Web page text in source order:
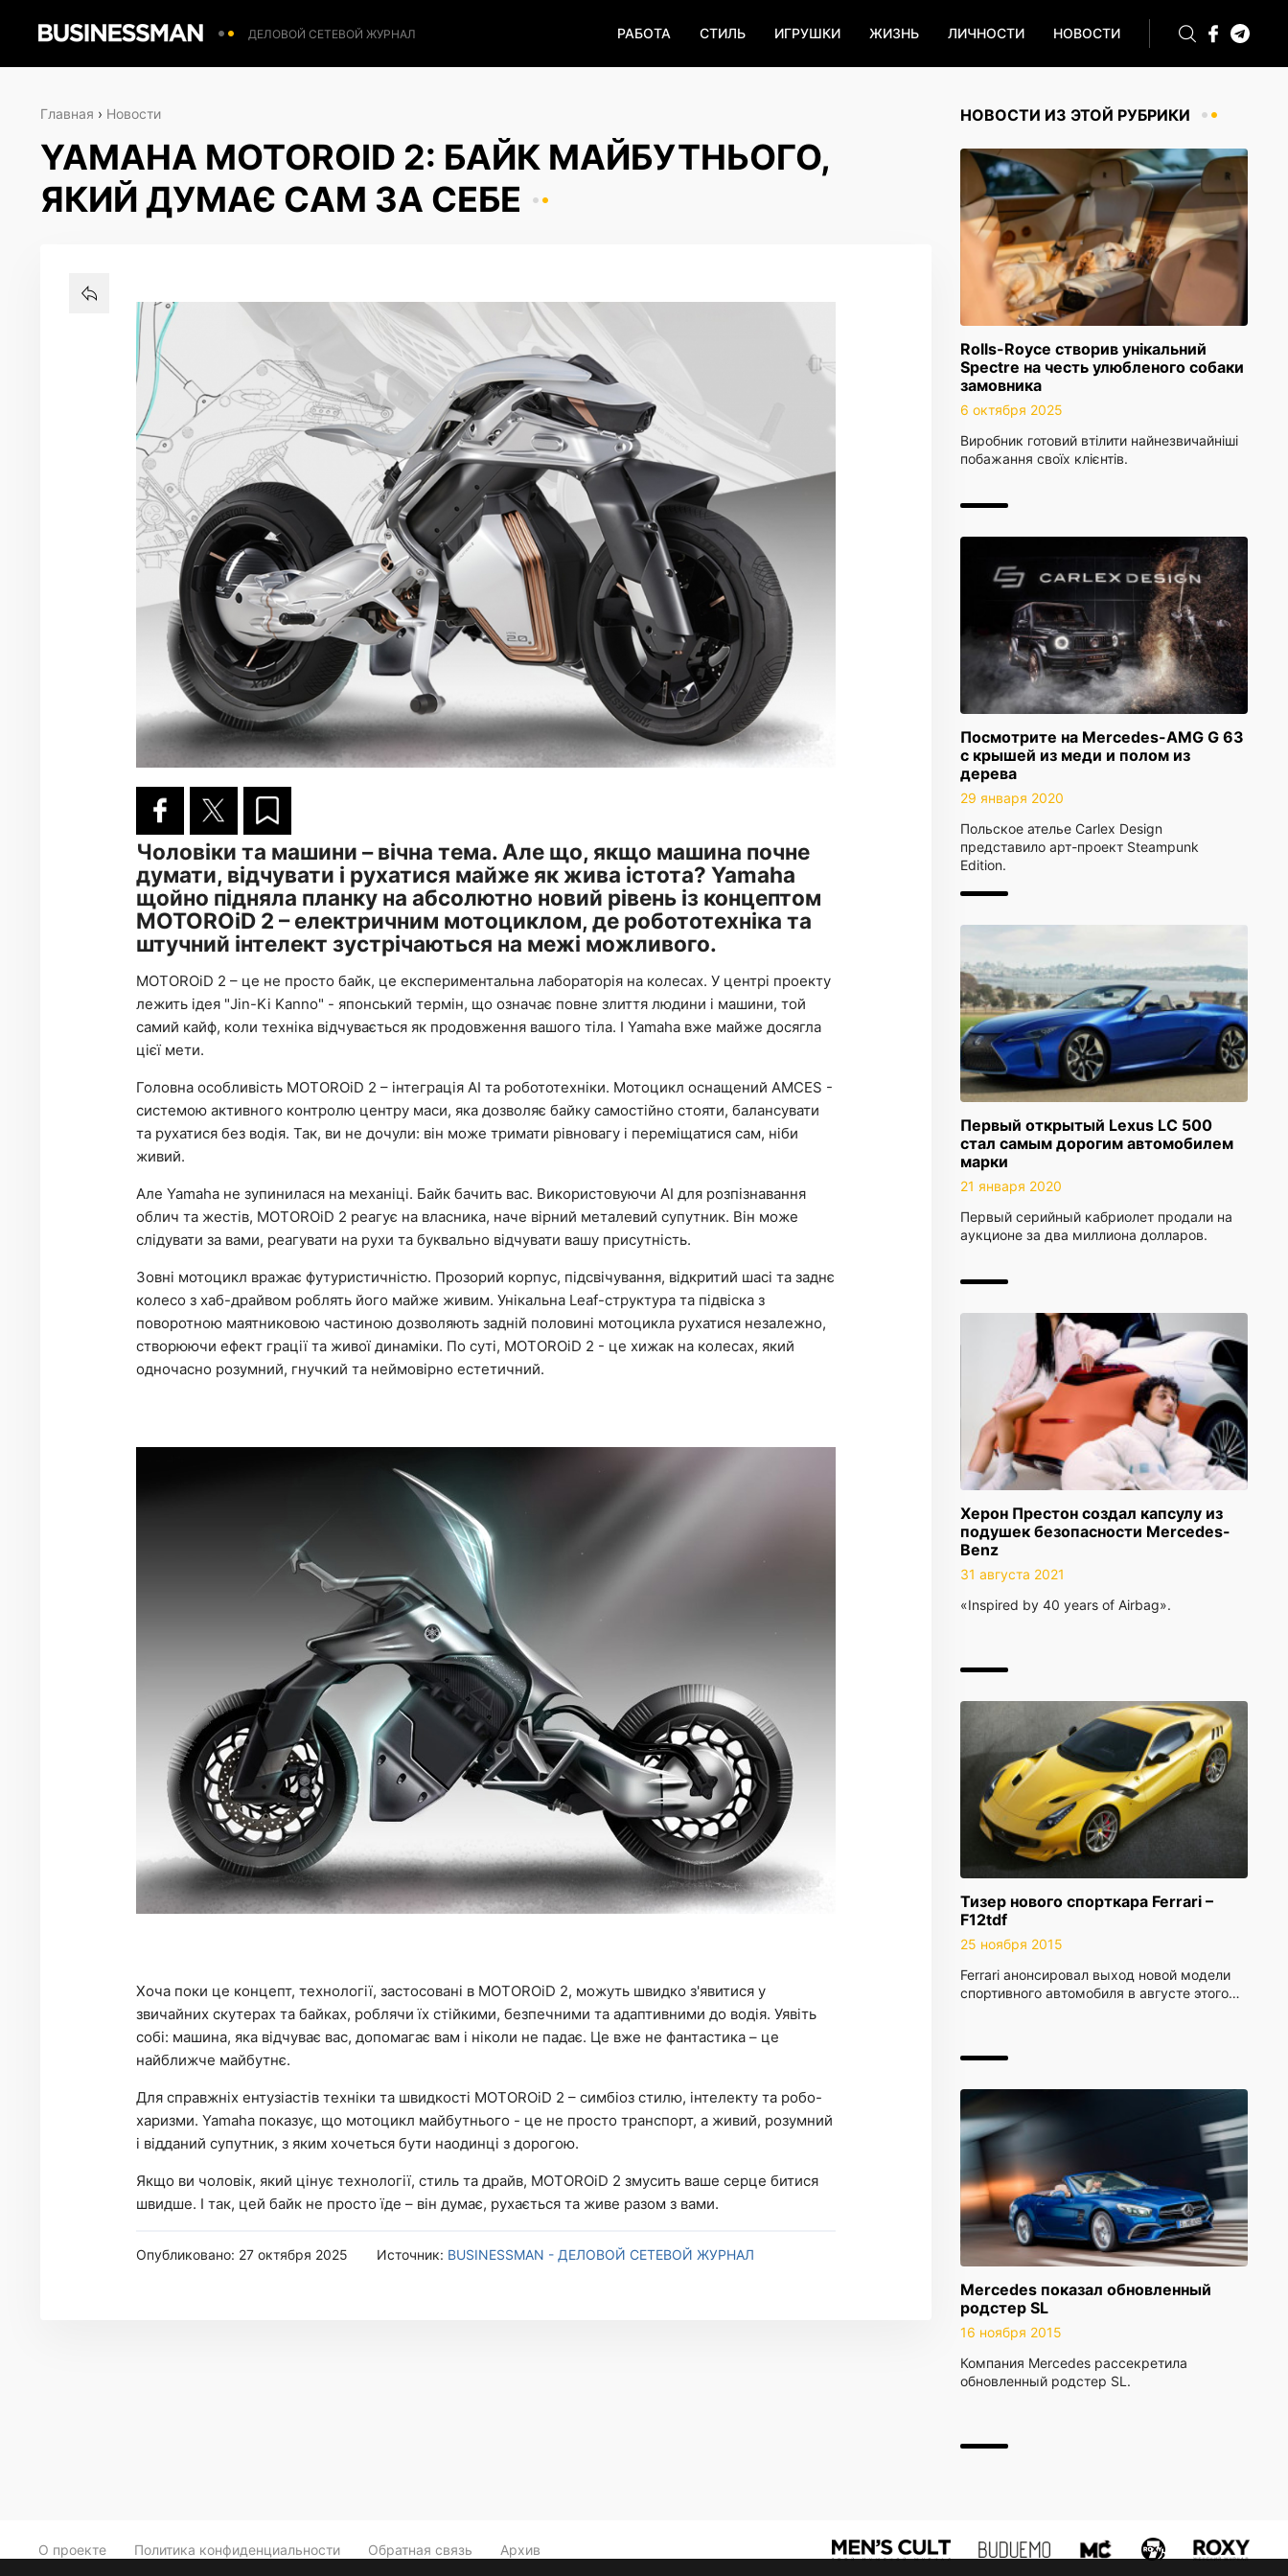
ДЕЛОВОЙ СЕТЕВОЙ ЖУРНАЛ РАБОТА СТИЛЬ ИГРУШКИ ЖИЗНЬ ЛИЧНОСТИ НОВОСТИ
НОВОСТИ ИЗ ЭТОЙ РУБРИКИ
Rolls-Royce створив унікальний
Spectre на честь улюбленого собаки
замовника
6 октября 2025
Виробник готовий втілити найнезвичайніші
побажання своїх клієнтів.
Посмотрите на Mercedes-AMG G 63
с крышей из меди и полом из
дерева
29 января 2020
Польское ателье Carlex Design
представило арт-проект Steampunk
Edition.
Первый открытый Lexus LC 500
стал самым дорогим автомобилем
марки
21 января 2020
Первый серийный кабриолет продали на
аукционе за два миллиона долларов.
Херон Престон создал капсулу из
подушек безопасности Mercedes-
Benz
31 августа 2021
«Inspired by 40 years of Airbag».
Тизер нового спорткара Ferrari –
F12tdf
25 ноября 2015
Ferrari анонсировал выход новой модели
спортивного автомобиля в августе этого…
Mercedes показал обновленный
родстер SL
16 ноября 2015
Компания Mercedes рассекретила
обновленный родстер SL.
Главная › Новости
YAMAHA MOTOROID 2: БАЙК МАЙБУТНЬОГО,
ЯКИЙ ДУМАЄ САМ ЗА СЕБЕ
Чоловіки та машини – вічна тема. Але що, якщо машина почне
думати, відчувати і рухатися майже як жива істота? Yamaha
щойно підняла планку на абсолютно новий рівень із концептом
MOTOROiD 2 – електричним мотоциклом, де робототехніка та
штучний інтелект зустрічаються на межі можливого.
MOTOROiD 2 – це не просто байк, це експериментальна лабораторія на колесах. У центрі проекту
лежить ідея "Jin-Ki Kanno" - японський термін, що означає повне злиття людини і машини, той
самий кайф, коли техніка відчувається як продовження вашого тіла. І Yamaha вже майже досягла
цієї мети.
Головна особливість MOTOROiD 2 – інтеграція AI та робототехніки. Мотоцикл оснащений AMCES -
системою активного контролю центру маси, яка дозволяє байку самостійно стояти, балансувати
та рухатися без водія. Так, ви не дочули: він може тримати рівновагу і переміщатися сам, ніби
живий.
Але Yamaha не зупинилася на механіці. Байк бачить вас. Використовуючи AI для розпізнавання
облич та жестів, MOTOROiD 2 реагує на власника, наче вірний металевий супутник. Він може
слідувати за вами, реагувати на рухи та буквально відчувати вашу присутність.
Зовні мотоцикл вражає футуристичністю. Прозорий корпус, підсвічування, відкритий шасі та заднє
колесо з хаб-драйвом роблять його майже живим. Унікальна Leaf-структура та підвіска з
поворотною маятниковою частиною дозволяють задній половині мотоцикла рухатися незалежно,
створюючи ефект грації та живої динаміки. По суті, MOTOROiD 2 - це хижак на колесах, який
одночасно розумний, гнучкий та неймовірно естетичний.
Хоча поки це концепт, технології, застосовані в MOTOROiD 2, можуть швидко з'явитися у
звичайних скутерах та байках, роблячи їх стійкими, безпечними та адаптивними до водія. Уявіть
собі: машина, яка відчуває вас, допомагає вам і ніколи не падає. Це вже не фантастика – це
найближче майбутнє.
Для справжніх ентузіастів техніки та швидкості MOTOROiD 2 – симбіоз стилю, інтелекту та робо-
харизми. Yamaha показує, що мотоцикл майбутнього - це не просто транспорт, а живий, розумний
і відданий супутник, з яким хочеться бути наодинці з дорогою.
Якщо ви чоловік, який цінує технології, стиль та драйв, MOTOROiD 2 змусить ваше серце битися
швидше. І так, цей байк не просто їде – він думає, рухається та живе разом з вами.
Опубликовано: 27 октября 2025 Источник: BUSINESSMAN - ДЕЛОВОЙ СЕТЕВОЙ ЖУРНАЛ
О проекте Политика конфиденциальности Обратная связь Архив